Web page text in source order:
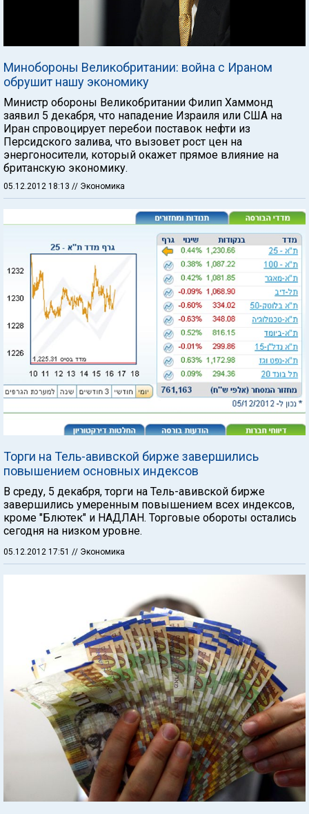
Минобороны Великобритании: война с Ираном
обрушит нашу экономику
Министр обороны Великобритании Филип Хаммонд
заявил 5 декабря, что нападение Израиля или США на
Иран спровоцирует перебои поставок нефти из
Персидского залива, что вызовет рост цен на
энергоносители, который окажет прямое влияние на
британскую экономику.
05.12.2012 18:13 // Экономика
Торги на Тель-авивской бирже завершились
повышением основных индексов
В среду, 5 декабря, торги на Тель-авивской бирже
завершились умеренным повышением всех индексов,
кроме "Блютек" и НАДЛАН. Торговые обороты остались
сегодня на низком уровне.
05.12.2012 17:51 // Экономика